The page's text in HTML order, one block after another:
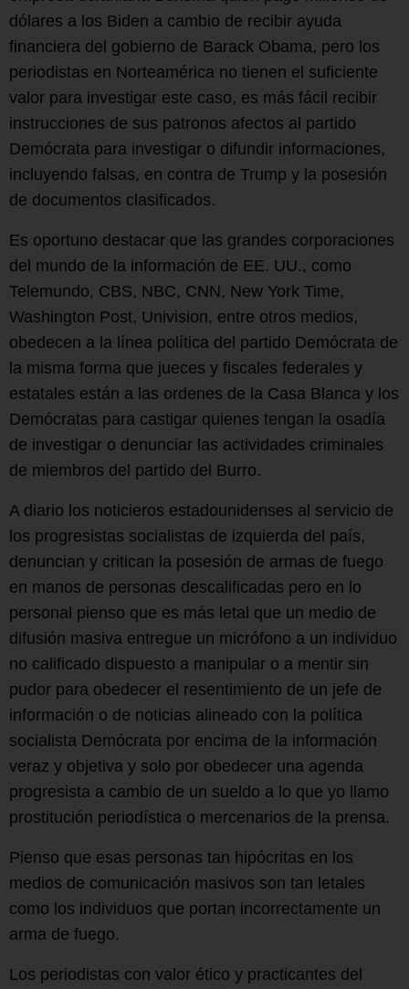
dólares a los Biden a cambio de recibir ayuda
financiera del gobierno de Barack Obama, pero los
periodistas en Norteamérica no tienen el suficiente
valor para investigar este caso, es más fácil recibir
instrucciones de sus patronos afectos al partido
Demócrata para investigar o difundir informaciones,
incluyendo falsas, en contra de Trump y la posesión
de documentos clasificados.
Es oportuno destacar que las grandes corporaciones
del mundo de la información de EE. UU., como
Telemundo, CBS, NBC, CNN, New York Time,
Washington Post, Univision, entre otros medios,
obedecen a la línea política del partido Demócrata de
la misma forma que jueces y fiscales federales y
estatales están a las ordenes de la Casa Blanca y los
Demócratas para castigar quienes tengan la osadía
de investigar o denunciar las actividades criminales
de miembros del partido del Burro.
A diario los noticieros estadounidenses al servicio de
los progresistas socialistas de izquierda del país,
denuncian y critican la posesión de armas de fuego
en manos de personas descalificadas pero en lo
personal pienso que es más letal que un medio de
difusión masiva entregue un micrófono a un individuo
no calificado dispuesto a manipular o a mentir sin
pudor para obedecer el resentimiento de un jefe de
información o de noticias alineado con la política
socialista Demócrata por encima de la información
veraz y objetiva y solo por obedecer una agenda
progresista a cambio de un sueldo a lo que yo llamo
prostitución periodística o mercenarios de la prensa.
Pienso que esas personas tan hipócritas en los
medios de comunicación masivos son tan letales
como los individuos que portan incorrectamente un
arma de fuego.
Los periodistas con valor ético y practicantes del